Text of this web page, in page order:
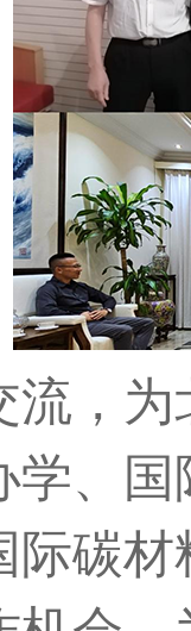
为
学、
际碳